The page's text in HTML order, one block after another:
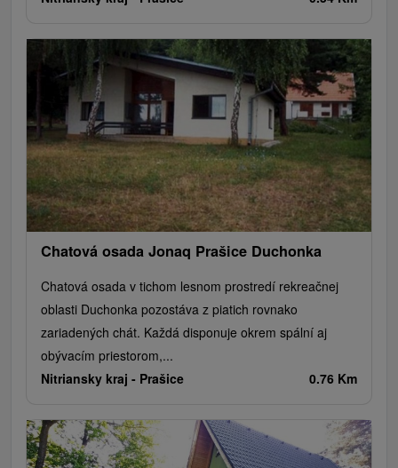
Chatová osada Jonaq Prašice Duchonka
Chatová osada v tichom lesnom prostredí rekreačnej
oblasti Duchonka pozostáva z piatich rovnako
zariadených chát. Každá disponuje okrem spální aj
obývacím priestorom,...
Nitriansky kraj - Prašice 0.76 Km